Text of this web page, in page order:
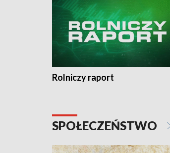
Rolniczy raport
SPOŁECZEŃSTWO